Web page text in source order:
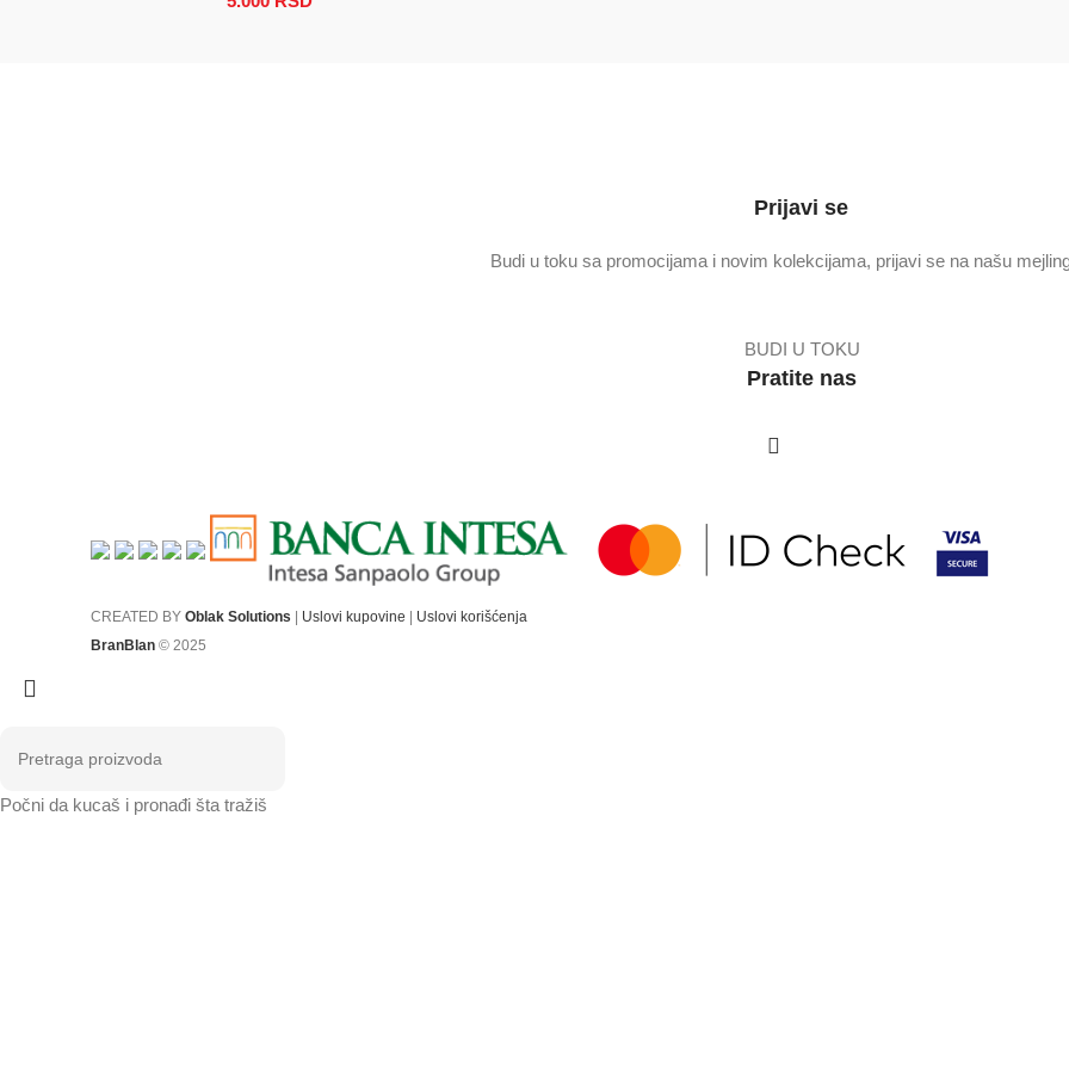
Prijavi se
Budi u toku sa promocijama i novim kolekcijama, prijavi se na našu
BUDI U TOKU
Pratite nas
CREATED BY Oblak Solutions Uslovi kupovine
Uslovi korišćenja
BranBlan © 2025
Počni da kucaš i pronađi šta tražiš